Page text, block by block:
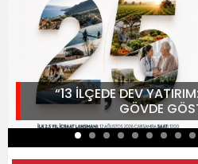
“13 İLÇEDE DEV
GÖVDE